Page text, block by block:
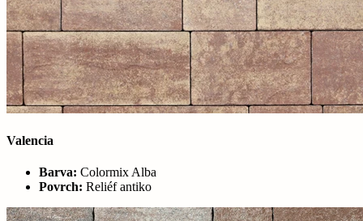
Valencia
Barva: Colormix Alba
Povrch: Reliéf antiko